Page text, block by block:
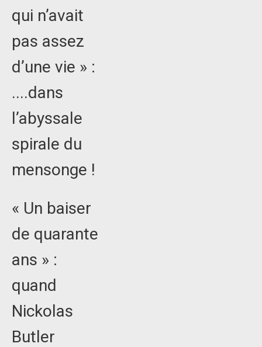
qui n’avait
pas assez
d’une vie » :
....dans
l’abyssale
spirale du
mensonge !
« Un baiser
de quarante
ans » :
quand
Nickolas
Butler